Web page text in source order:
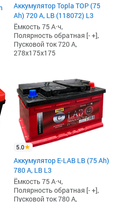
Аккумулятор Topla TOP (75
Ah) 720 А, LB (118072) L3
Ёмкость 75 А·ч,
Полярность обратная [- +],
Пусковой ток 720 А,
278x175x175
5.0
Аккумулятор E-LAB LB (75 Ah)
780 А, LB L3
Ёмкость 75 А·ч,
Полярность обратная [- +],
Пусковой ток 780 А,